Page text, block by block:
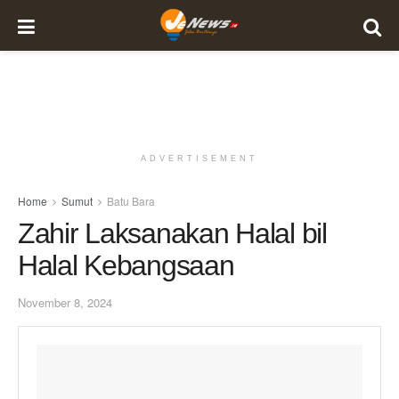
ADVERTISEMENT
Home Sumut Batu Bara
Zahir Laksanakan Halal bil
Halal Kebangsaan
November 8, 2024